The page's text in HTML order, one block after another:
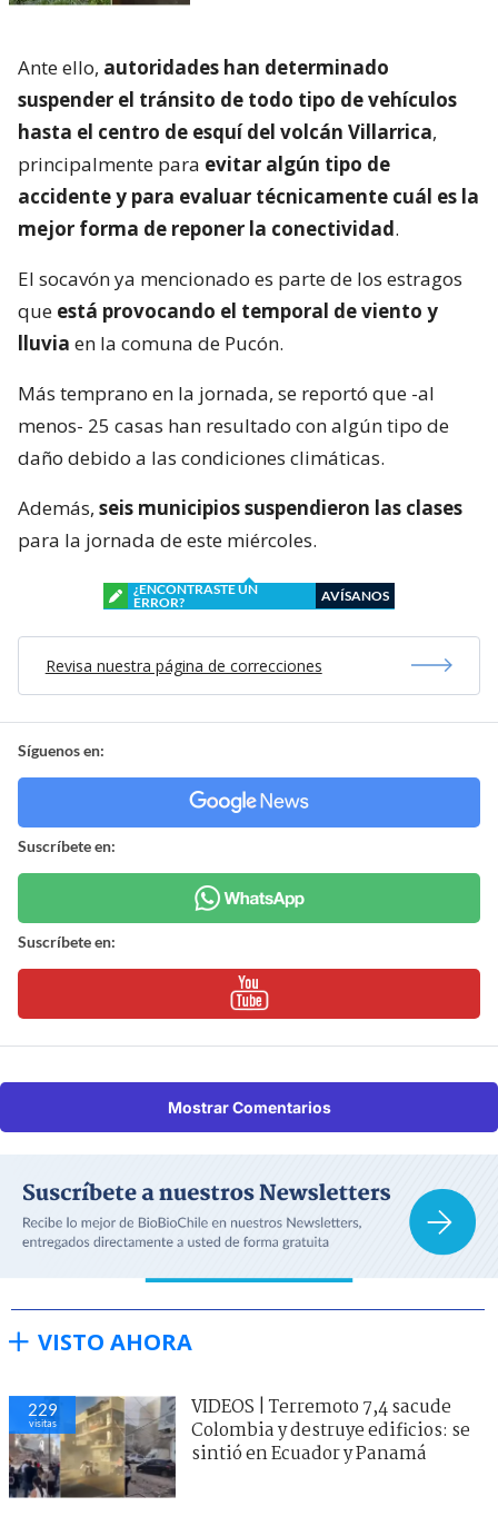
Ante ello, autoridades han determinado
suspender el tránsito de todo tipo de vehículos
hasta el centro de esquí del volcán Villarrica,
principalmente para evitar algún tipo de
accidente y para evaluar técnicamente cuál es la
mejor forma de reponer la conectividad.
El socavón ya mencionado es parte de los estragos
que está provocando el temporal de viento y
lluvia en la comuna de Pucón.
Más temprano en la jornada, se reportó que -al
menos- 25 casas han resultado con algún tipo de
daño debido a las condiciones climáticas.
Además, seis municipios suspendieron las clases
para la jornada de este miércoles.
¿ENCONTRASTE UN
ERROR?
AVÍSANOS
Revisa nuestra página de correcciones
Síguenos en:
Suscríbete en:
Suscríbete en:
Mostrar Comentarios
VISTO AHORA
229
visitas
VIDEOS | Terremoto 7,4 sacude
Colombia y destruye edificios: se
sintió en Ecuador y Panamá